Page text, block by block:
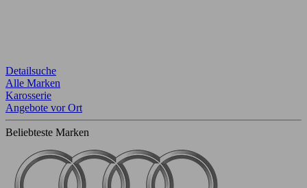
Detailsuche
Alle Marken
Karosserie
Angebote vor Ort
Beliebteste Marken